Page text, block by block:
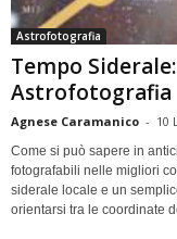
Astrofotografia
Tempo
Astrofotografia
Agnese Caramanico - 10
Come si può sapere in
fotografabili nelle migliori
siderale locale e un
orientarsi tra le coordinate